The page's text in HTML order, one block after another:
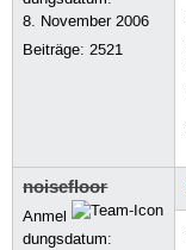
8. November 2006
Beiträge:2521
noisefloor
Anmel
dungsdatum: